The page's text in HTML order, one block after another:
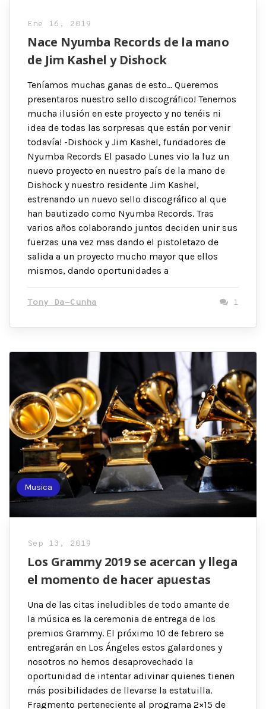
Ene 16, 2019
Nace Nyumba Records de la mano
de Jim Kashel y Dishock
Teníamos muchas ganas de esto… Queremos
presentaros nuestro sello discográfico! Tenemos
mucha ilusión en este proyecto y no tenéis ni
idea de todas las sorpresas que están por venir
todavía! -Dishock y Jim Kashel, fundadores de
Nyumba Records El pasado Lunes vio la luz un
nuevo proyecto en nuestro país de la mano de
Dishock y nuestro residente Jim Kashel,
estrenando un nuevo sello discográfico al que
han bautizado como Nyumba Records. Tras
varios años colaborando juntos deciden unir sus
fuerzas una vez mas dando el pistoletazo de
salida a un proyecto mucho mayor que ellos
mismos, dando oportunidades a
Tony Da-Cunha 1
Musica
Sep 13, 2019
Los Grammy 2019 se acercan y llega
el momento de hacer apuestas
Una de las citas ineludibles de todo amante de
la música es la ceremonia de entrega de los
premios Grammy. El próximo 10 de febrero se
entregarán en Los Ángeles estos galardones y
nosotros no hemos desaprovechado la
oportunidad de intentar adivinar quienes tienen
más posibilidades de llevarse la estatuilla.
Fragmento perteneciente al programa 2×15 de